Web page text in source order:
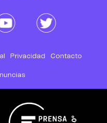
Privacidad Contacto